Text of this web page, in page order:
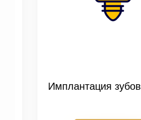
Имплантация зубов